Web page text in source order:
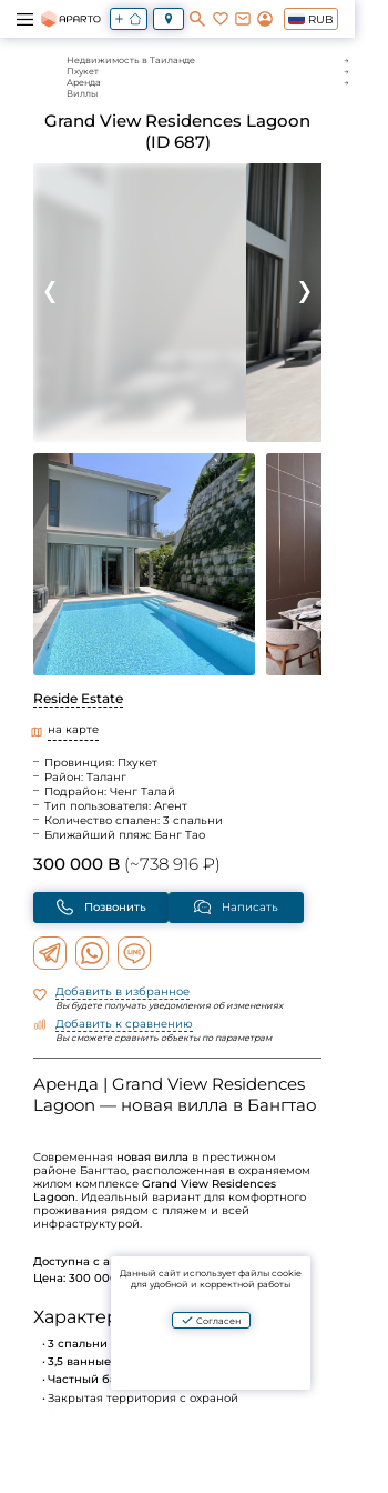
RUB
Недвижимость в Таиланде
Пхукет
Аренда
Виллы
Grand View Residences Lagoon
(ID 687)
Reside Estate
на карте
Провинция: Пхукет
Район: Таланг
Подрайон: Ченг Талай
Тип пользователя: Агент
Количество спален: 3 спальни
Ближайший пляж: Банг Тао
300 000 B (~738 916 ₽)
Позвонить Написать
Добавить в избранное
Вы будете получать уведомления об изменениях
Добавить к сравнению
Вы сможете сравнить объекты по параметрам
Аренда | Grand View Residences
Lagoon — новая вилла в Бангтао
Современная новая вилла в престижном
районе Бангтао, расположенная в охраняемом
жилом комплексе Grand View Residences
Lagoon. Идеальный вариант для комфортного
проживания рядом с пляжем и всей
инфраструктурой.
Доступна с апреля
Цена: 300 000 бат/мес(годовой контракт)
Характеристики виллы:
3 спальни
3,5 ванные комнаты
Частный бассейн
Закрытая территория с охраной
Данный сайт использует файлы cookie
для удобной и корректной работы
Согласен